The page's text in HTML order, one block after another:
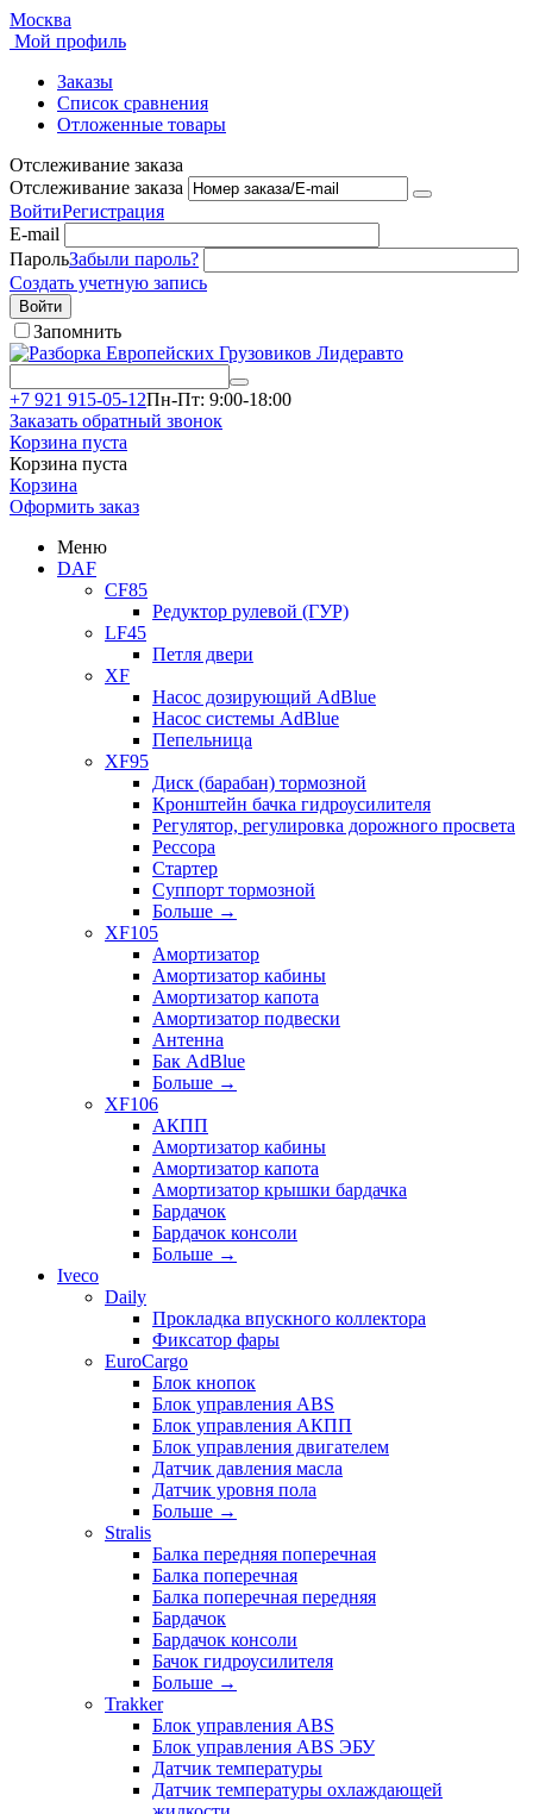
Москва
Мой профиль
Заказы
Список сравнения
Отложенные товары
Отслеживание заказа
Отслеживание заказа
ВойтиРегистрация
E-mail
ПарольЗабыли пароль?
Создать учетную запись
Войти
Запомнить
+7 921 915-05-12Пн-Пт: 9:00-18:00
Заказать обратный звонок
Корзина пуста
Корзина пуста
Корзина
Оформить заказ
Меню
DAF
CF85
Редуктор рулевой (ГУР)
LF45
Петля двери
XF
Насос дозирующий AdBlue
Насос системы AdBlue
Пепельница
XF95
Диск (барабан) тормозной
Кронштейн бачка гидроусилителя
Регулятор, регулировка дорожного просвета
Рессора
Стартер
Суппорт тормозной
Больше →
XF105
Амортизатор
Амортизатор кабины
Амортизатор капота
Амортизатор подвески
Антенна
Бак AdBlue
Больше →
XF106
АКПП
Амортизатор кабины
Амортизатор капота
Амортизатор крышки бардачка
Бардачок
Бардачок консоли
Больше →
Iveco
Daily
Прокладка впускного коллектора
Фиксатор фары
EuroCargo
Блок кнопок
Блок управления ABS
Блок управления АКПП
Блок управления двигателем
Датчик давления масла
Датчик уровня пола
Больше →
Stralis
Балка передняя поперечная
Балка поперечная
Балка поперечная передняя
Бардачок
Бардачок консоли
Бачок гидроусилителя
Больше →
Trakker
Блок управления ABS
Блок управления ABS ЭБУ
Датчик температуры
Датчик температуры охлаждающей